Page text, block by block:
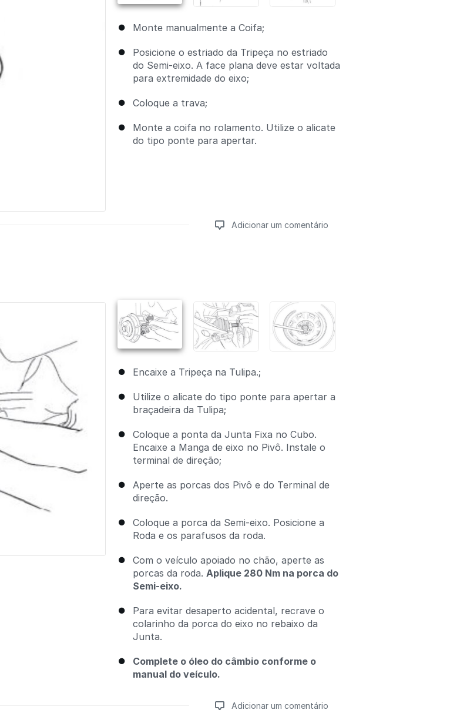
Monte manualmente a Coifa;
Posicione o estriado da Tripeça no estriado
do Semi-eixo. A face plana deve estar voltada
para extremidade do eixo;
Coloque a trava;
Monte a coifa no rolamento. Utilize o alicate
do tipo ponte para apertar.
Adicionar um comentário
Encaixe a Tripeça na Tulipa.;
Utilize o alicate do tipo ponte para apertar a
braçadeira da Tulipa;
Coloque a ponta da Junta Fixa no Cubo.
Encaixe a Manga de eixo no Pivô. Instale o
terminal de direção;
Aperte as porcas dos Pivô e do Terminal de
direção.
Coloque a porca da Semi-eixo. Posicione a
Roda e os parafusos da roda.
Com o veículo apoiado no chão, aperte as
porcas da roda. Aplique 280 Nm na porca do
Semi-eixo.
Para evitar desaperto acidental, recrave o
colarinho da porca do eixo no rebaixo da
Junta.
Complete o óleo do câmbio conforme o
manual do veículo.
Adicionar um comentário